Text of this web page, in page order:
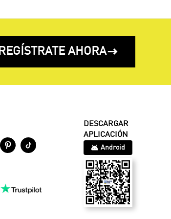
REGÍSTRATE AHORA
 
DESCARGAR
APLICACIÓN
Android